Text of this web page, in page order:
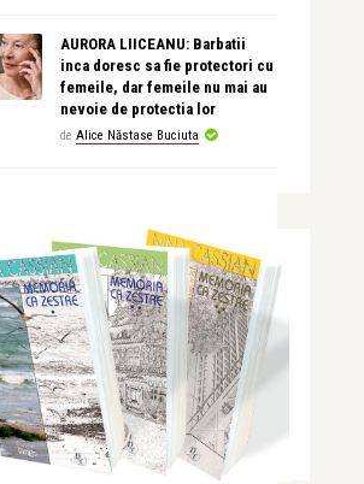
AURORA LIICEANU: Barbatii
inca doresc sa fie protectori cu
femeile, dar femeile nu mai au
nevoie de protectia lor
de Alice Năstase Buciuta